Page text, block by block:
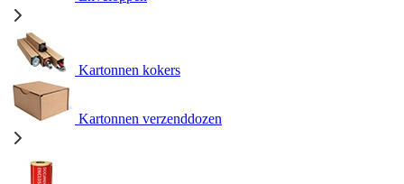
Kartonnen kokers
Kartonnen verzenddozen